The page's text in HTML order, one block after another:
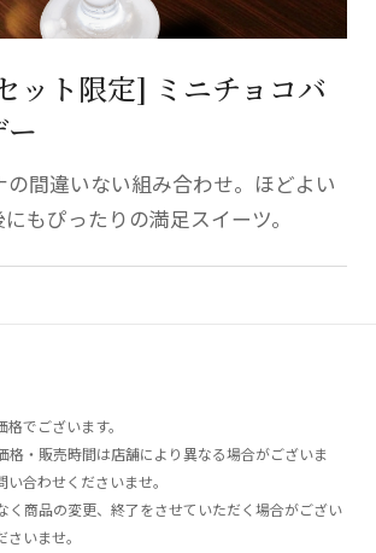
ット限定] ミニチョコバ
の間違いない組み合わせ。ほどよい
もぴったりの満足スイーツ。
でございます。
・販売時間は店舗により異なる場合がございま
合わせくださいませ。
商品の変更、終了をさせていただく場合がござい
いませ。